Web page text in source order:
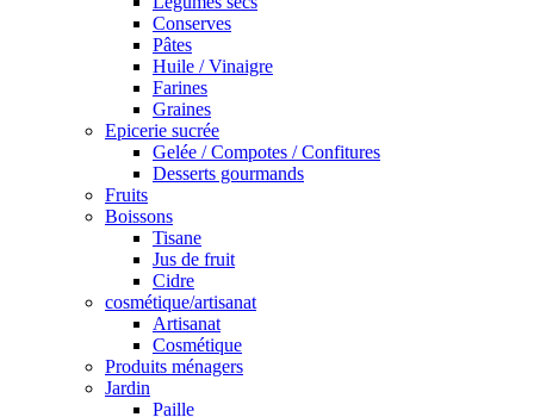
Conserves
Pâtes
Huile / Vinaigre
Farines
Graines
Epicerie sucrée
Gelée / Compotes / Confitures
Desserts gourmands
Fruits
Boissons
Tisane
Jus de fruit
Cidre
cosmétique/artisanat
Artisanat
Cosmétique
Produits ménagers
Jardin
Paille